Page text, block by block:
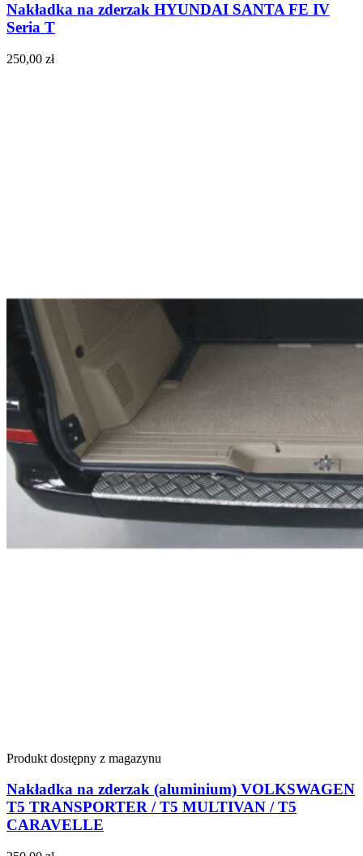
Nakładka na zderzak HYUNDAI SANTA FE IV
Seria T
250,00 zł
Produkt dostępny z magazynu
Nakładka na zderzak (aluminium) VOLKSWAGEN
T5 TRANSPORTER / T5 MULTIVAN / T5
CARAVELLE